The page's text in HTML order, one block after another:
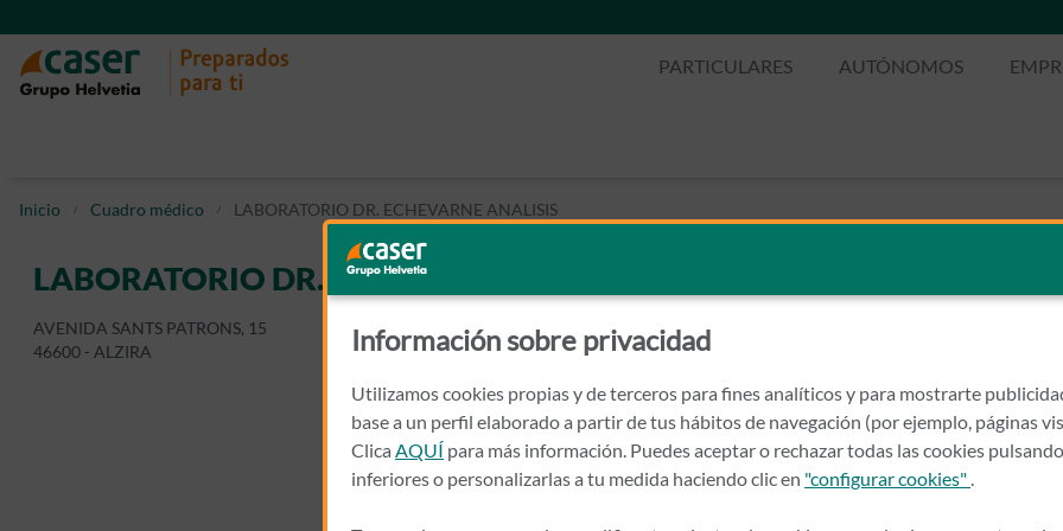
PARTICULARES AUTÓNOMOS
Inicio Cuadro médico LABORATORIO DR. ECHEVARNE ANALISIS
LABORATORIO DR. ECHEVARNE ANALISIS
AVENIDA SANTS PATRONS, 15
46600 - ALZIRA
Información sobre privacidad
Utilizamos cookies propias y de terceros para fines analíticos y para mostrarte
base a un perfil elaborado a partir de tus hábitos de navegación (por ejemplo, páginas
Clica AQUÍ para más información. Puedes aceptar o rechazar todas las cookies
inferiores o personalizarlas a tu medida haciendo clic en "configurar cookies"